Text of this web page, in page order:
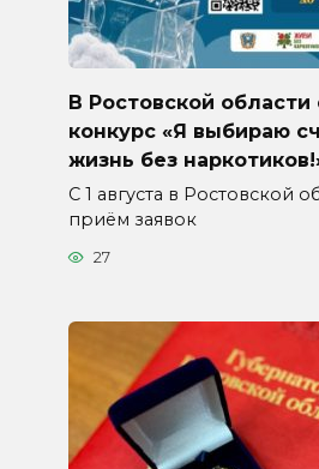
В Ростовской области
конкурс «Я выбираю
жизнь без
С 1 августа в Ростовской
приём заявок
27